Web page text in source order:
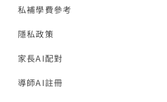
私補學費參考
隱私政策
家長AI配對
導師AI註冊